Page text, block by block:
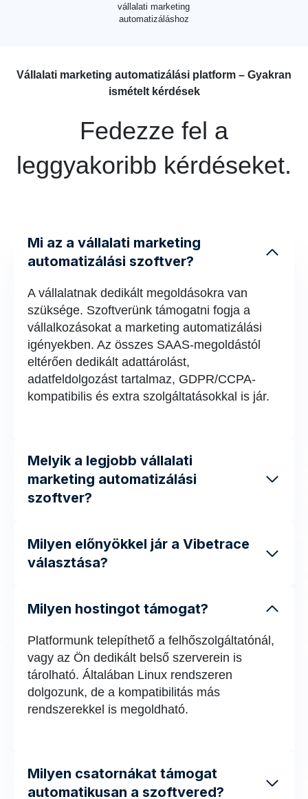
vállalati marketing
automatizáláshoz
Vállalati marketing automatizálási platform – Gyakran
ismételt kérdések
Fedezze fel a
leggyakoribb kérdéseket.
Mi az a vállalati marketing
automatizálási szoftver?
A vállalatnak dedikált megoldásokra van
szüksége. Szoftverünk támogatni fogja a
vállalkozásokat a marketing automatizálási
igényekben. Az összes SAAS-megoldástól
eltérően dedikált adattárolást,
adatfeldolgozást tartalmaz, GDPR/CCPA-
kompatibilis és extra szolgáltatásokkal is jár.
Melyik a legjobb vállalati
marketing automatizálási
szoftver?
Milyen előnyökkel jár a Vibetrace
választása?
Milyen hostingot támogat?
Platformunk telepíthető a felhőszolgáltatónál,
vagy az Ön dedikált belső szerverein is
tárolható. Általában Linux rendszeren
dolgozunk, de a kompatibilitás más
rendszerekkel is megoldható.
Milyen csatornákat támogat
automatikusan a szoftvered?